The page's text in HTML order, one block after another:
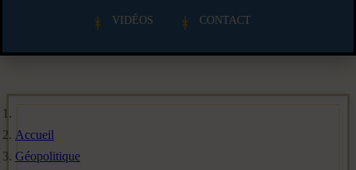
VIDÉOS CONTACT
Accueil
Géopolitique